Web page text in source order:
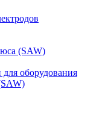
(SAW)
оборудования